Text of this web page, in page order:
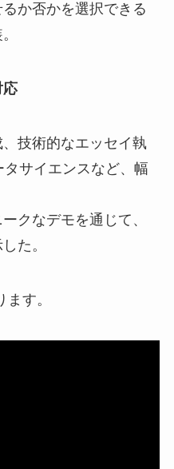
か否かを選択できる
応
技術的なエッセイ執
サイエンスなど、幅
クなデモを通じて、
た。
す。